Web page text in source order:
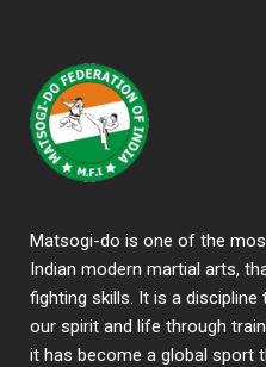
Matsogi-do is one of the
Indian modern martial arts,
fighting skills. It is a
our spirit and life through
it has become a global sport